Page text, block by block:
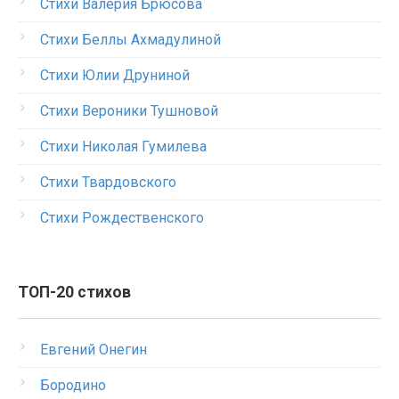
Стихи Валерия Брюсова
Стихи Беллы Ахмадулиной
Стихи Юлии Друниной
Стихи Вероники Тушновой
Стихи Николая Гумилева
Стихи Твардовского
Стихи Рождественского
ТОП-20 стихов
Евгений Онегин
Бородино